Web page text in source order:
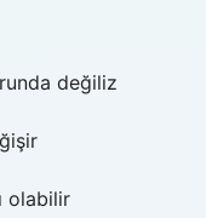
değiliz
olabilir